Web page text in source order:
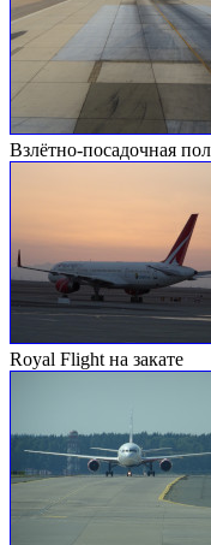
Взлётно-посадочная
Royal Flight на закате